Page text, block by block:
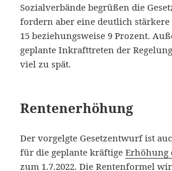
Sozialverbände begrüßen die
fordern aber eine deutlich
15 beziehungsweise 9 Prozent.
geplante Inkrafttreten der
viel zu spät.
Rentenerhöhung
Der vorgelgte Gesetzentwurf ist
für die geplante kräftigeErhöhung
zum 1.7.2022. Die Rentenformel